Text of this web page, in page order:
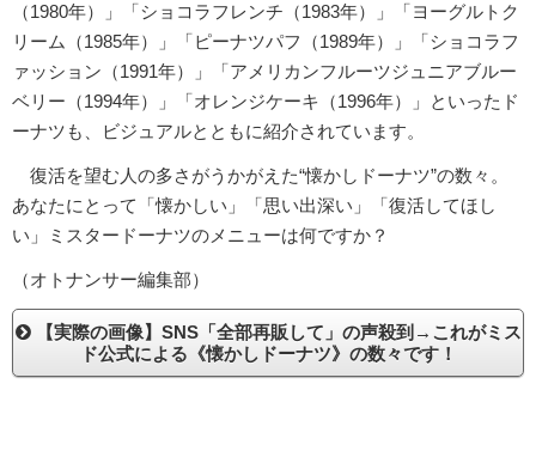
（1980年）」「ショコラフレンチ（1983年）」「ヨーグルトク
リーム（1985年）」「ピーナツパフ（1989年）」「ショコラフ
ァッション（1991年）」「アメリカンフルーツジュニアブルー
ベリー（1994年）」「オレンジケーキ（1996年）」といったド
ーナツも、ビジュアルとともに紹介されています。
復活を望む人の多さがうかがえた“懐かしドーナツ”の数々。
あなたにとって「懐かしい」「思い出深い」「復活してほし
い」ミスタードーナツのメニューは何ですか？
（オトナンサー編集部）
【実際の画像】SNS「全部再販して」の声殺到→これがミス
ド公式による《懐かしドーナツ》の数々です！